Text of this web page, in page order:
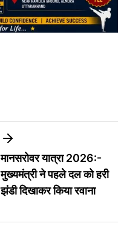
मानसरोवर यात्रा 2026:-
मुख्यमंत्री ने पहले दल को हरी
झंडी दिखाकर किया रवाना